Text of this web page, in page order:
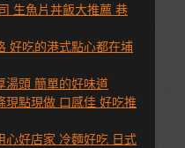
生魚片丼飯大推薦 巷
好吃的港式點心都在埔
頭 簡單的好味道
點現做 口感佳 好吃推
好店家 冷麵好吃 日式